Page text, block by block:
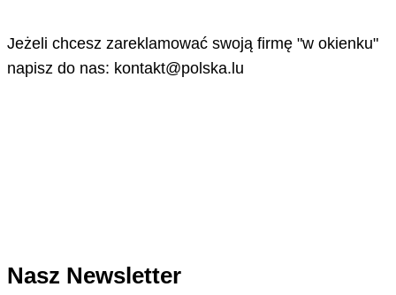
Jeżeli chcesz zareklamować swoją firmę "w okienku"
napisz do nas: kontakt@polska.lu
Nasz Newsletter